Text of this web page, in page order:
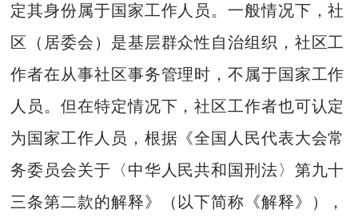
定其身份属于国家工作人员。一般情况下，社
区（居委会）是基层群众性自治组织，社区工
作者在从事社区事务管理时，不属于国家工作
人员。但在特定情况下，社区工作者也可认定
为国家工作人员，根据《全国人民代表大会常
务委员会关于〈中华人民共和国刑法〉第九十
三条第二款的解释》（以下简称《解释》），